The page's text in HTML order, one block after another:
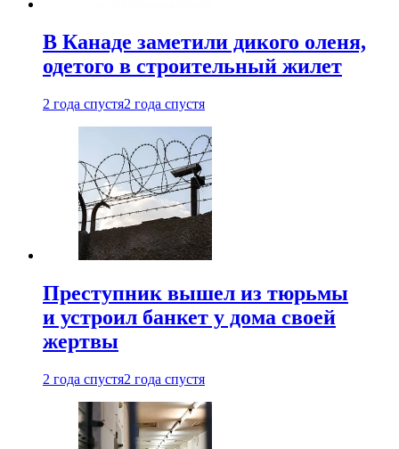
В Канаде заметили дикого оленя,
одетого в строительный жилет
2 года спустя2 года спустя
Преступник вышел из тюрьмы
и устроил банкет у дома своей
жертвы
2 года спустя2 года спустя